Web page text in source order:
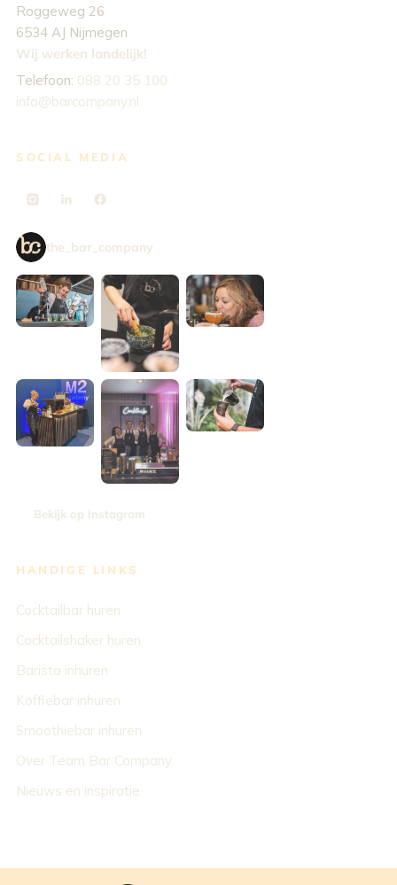
Roggeweg 26
6534 AJ Nijmegen
Wij werken landelijk!
Telefoon: 088 20 35 100
info@barcompany.nl
SOCIAL MEDIA
the_bar_company
Bekijk op Instagram
HANDIGE LINKS
Cocktailbar huren
Cocktailshaker huren
Barista inhuren
Koffiebar inhuren
Smoothiebar inhuren
Over Team Bar Company
Nieuws en inspiratie